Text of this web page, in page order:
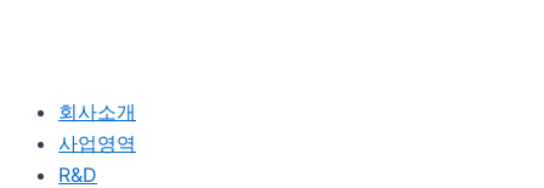
회사소개
사업영역
R&D